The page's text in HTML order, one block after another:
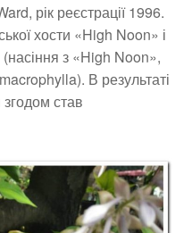
рік реєстрації 1996.
хости «High Noon» і
з «High Noon»,
В результаті
згодом став